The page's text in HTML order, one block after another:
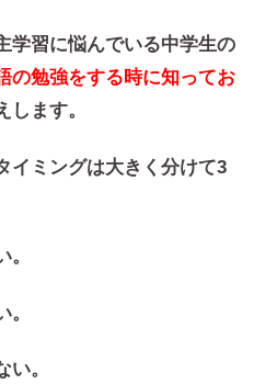
学習に悩んでいる中学生の
の勉強をする時に知ってお
します。
イミングは大きく分けて3
。